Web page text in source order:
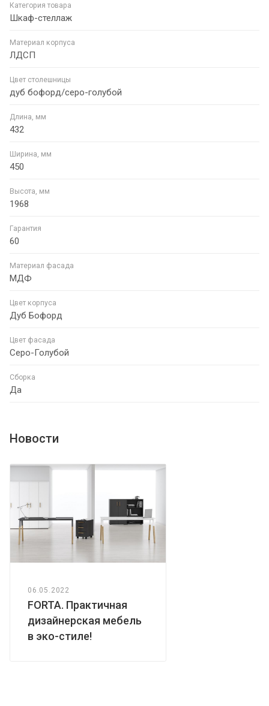
Категория товара
Шкаф-стеллаж
Материал корпуса
ЛДСП
Цвет столешницы
дуб бофорд/серо-голубой
Длина, мм
432
Ширина, мм
450
Высота, мм
1968
Гарантия
60
Материал фасада
МДФ
Цвет корпуса
Дуб Бофорд
Цвет фасада
Серо-Голубой
Сборка
Да
Новости
06.05.2022
FORTA. Практичная
дизайнерская мебель
в эко-стиле!